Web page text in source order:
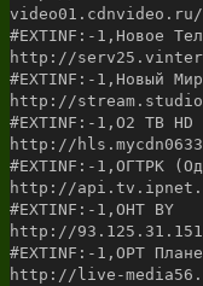
#EXTINF:-1,Новое
http://
#EXTINF:-1,Новый Мир
http://
#EXTINF:-1,О2 ТВ HD
http://
#EXTINF:-1,ОГТРК
http://
#EXTINF:-1,ОНТ BY
http://
#EXTINF:-1,ОРТ
http://live-